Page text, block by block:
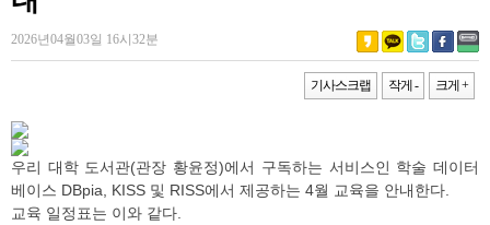
2026년04월03일 16시32분
기사스크랩 작게 - 크게 +
우리 대학 도서관(관장 황윤정)에서 구독하는 서비스인 학술 데이터
베이스 DBpia, KISS 및 RISS에서 제공하는 4월 교육을 안내한다.
교육 일정표는 이와 같다.